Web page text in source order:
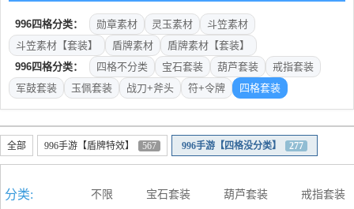
996四格分类： 勋章素材 灵玉素材
斗笠素材
斗笠素材【套装】
盾牌素材
盾牌素材【套装】
996四格分类：
四格不分类 宝石套装 葫芦套装
戒指套装
军鼓套装
玉佩套装 战刀+斧头 符+令牌 四格套装
全部 996手游【盾牌特效】 567 996手游【四格没分类】 277
分类: 不限 宝石套装 葫芦套装 戒指套装